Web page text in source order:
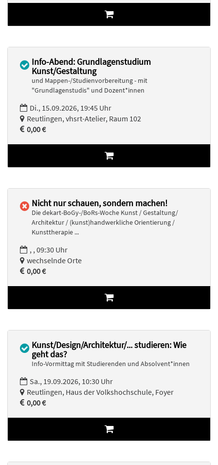
Info-Abend: Grundlagenstudium
Kunst/Gestaltung
und Mappen-/Studienvorbereitung - mit
"Grundlagenstudis" und Dozent*innen
Di., 15.09.2026, 19:45 Uhr
Reutlingen, vhsrt-Atelier, Raum 102
0,00 €
Nicht nur schauen, sondern machen!
Die dekart-BoGy-/BoRs-Woche Kunst / Gestaltung/
Architektur / (kunst)handwerkliche Orientierung /
Kunsttherapie ...
, , 09:30 Uhr
wechselnde Orte
0,00 €
Kunst/Design/Architektur/... studieren: Wie
geht das?
Info-Vormittag mit Studierenden und Absolvent*innen
Sa., 19.09.2026, 10:30 Uhr
Reutlingen, Haus der Volkshochschule, Foyer
0,00 €